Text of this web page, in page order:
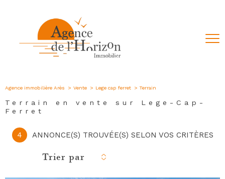
Agence immobilière Arès Vente Lege cap ferret Terrain
Terrain en vente sur Lege-Cap-
Ferret
4 ANNONCE(S) TROUVÉE(S) SELON VOS CRITÈRES
Trier par